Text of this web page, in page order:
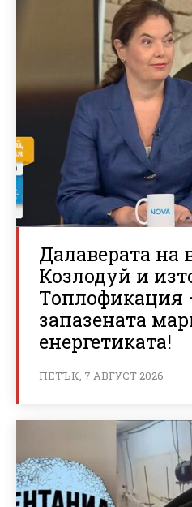
Далаверата на
Козлодуй и
Топлофикация
запазената
енергетиката!
ПЕТЪК, 7 АВГУСТ 2026